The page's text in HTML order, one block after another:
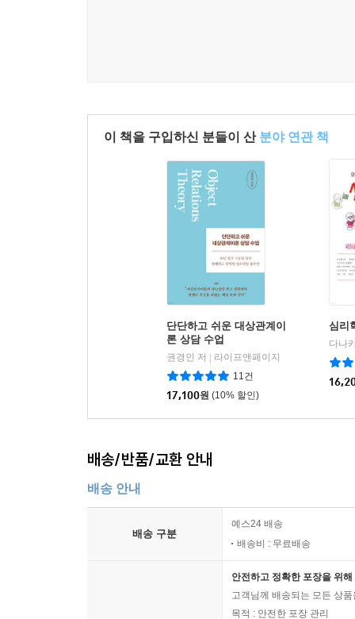
이 책을 구입하신 분들이 산 분야 연관 책
단단하고 쉬운 대상관계이
론 상담 수업
권경인 저
라이프앤페이지
11건
17,100원 (10% 할인)
심리
배송/반품/교환 안내
배송 안내
배송 구분
예스24 배송
배송비 : 무료배송
안전하고 정확한 포장을 위
고객님께 배송되는 모든 상
목적 : 안전한 포장 관리